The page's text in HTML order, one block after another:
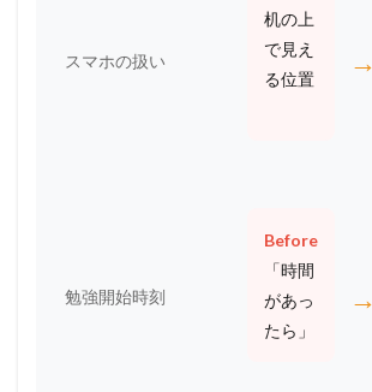
スマホの扱い
机の上
で見え
る位置
→
勉強開始時刻
Before
「時間
があっ
たら」
→